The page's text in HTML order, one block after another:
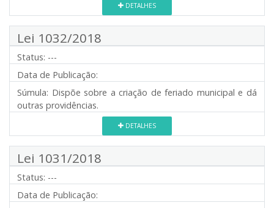
DETALHES
Lei 1032/2018
Status: ---
Data de Publicação:
Súmula: Dispõe sobre a criação de feriado municipal e dá
outras providências.
DETALHES
Lei 1031/2018
Status: ---
Data de Publicação: